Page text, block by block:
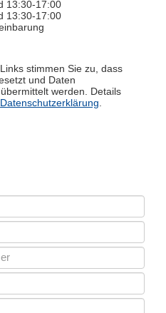
13:30-17:00
13:30-17:00
stimmen Sie zu, dass
und Daten
werden. Details
Datenschutzerklärung.